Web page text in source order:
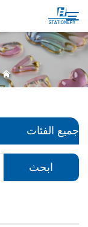
المنتجات
حلول مخصصة
الموارد
جميع الفئات
ابحث